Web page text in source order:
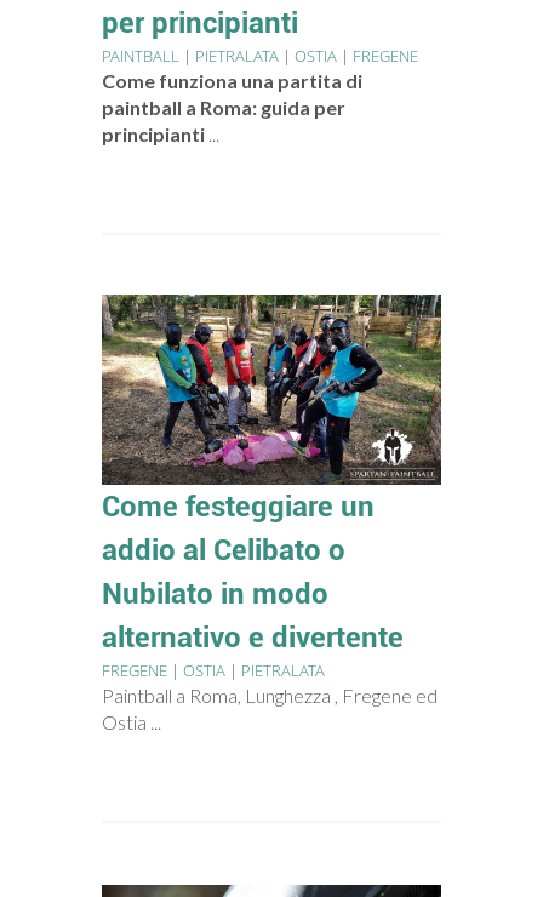
per principianti
PAINTBALL | PIETRALATA | OSTIA | FREGENE
Come funziona una partita di
paintball a Roma: guida per
principianti
Come festeggiare un
addio al Celibato o
Nubilato in modo
alternativo e divertente
FREGENE | OSTIA | PIETRALATA
Paintball a Roma, Lunghezza , Fregene ed
Ostia ...